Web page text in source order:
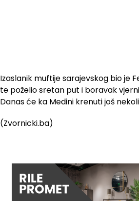
Izaslanik muftije sarajevskog bio je
te poželio sretan put i boravak
Danas će ka Medini krenuti još
(Zvornicki.ba)